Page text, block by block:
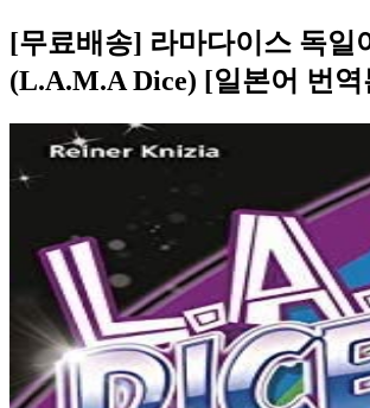
[무료배송] 라마다이스 독일
(L.A.M.A Dice) [일본어 번역